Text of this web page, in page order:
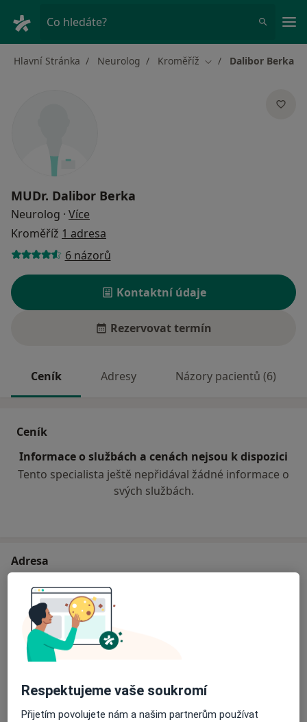
Co hledáte?
Hlavní Stránka Neurolog Kroměříž Změna města
Dalibor Berka
MUDr. Dalibor Berka
Neurolog · Více
Kroměříž 1 adresa
6 názorů
Kontaktní údaje
Rezervovat termín
Ceník Adresy Názory pacientů (6)
Ceník
Informace o službách a cenách nejsou k dispozici
Tento specialista ještě nepřidával žádné informace o
svých službách.
Adresa
Oddělení Neurologie, Kroměřížská
nemocnice a.s.
Havlíčkova 660/73,
Dostupnost
Na této adrese online kalendář není aktivní
Respektujeme vaše soukromí
Přijetím povolujete nám a našim partnerům používat